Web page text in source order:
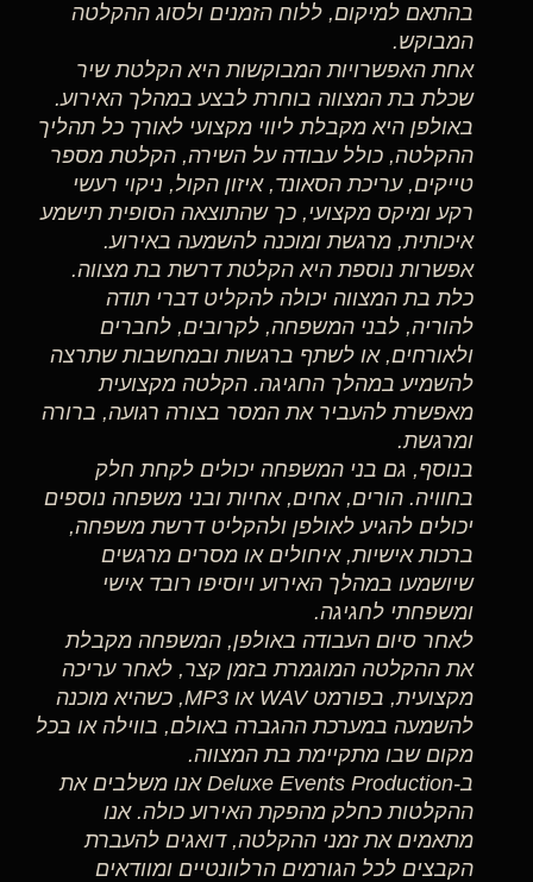
בהתאם למיקום, ללוח הזמנים ולסוג ההקלטה
המבוקש.
אחת האפשרויות המבוקשות היא הקלטת שיר
שכלת בת המצווה בוחרת לבצע במהלך האירוע.
באולפן היא מקבלת ליווי מקצועי לאורך כל תהליך
ההקלטה, כולל עבודה על השירה, הקלטת מספר
טייקים, עריכת הסאונד, איזון הקול, ניקוי רעשי
רקע ומיקס מקצועי, כך שהתוצאה הסופית תישמע
איכותית, מרגשת ומוכנה להשמעה באירוע.
אפשרות נוספת היא הקלטת דרשת בת מצווה.
כלת בת המצווה יכולה להקליט דברי תודה
להוריה, לבני המשפחה, לקרובים, לחברים
ולאורחים, או לשתף ברגשות ובמחשבות שתרצה
להשמיע במהלך החגיגה. הקלטה מקצועית
מאפשרת להעביר את המסר בצורה רגועה, ברורה
ומרגשת.
בנוסף, גם בני המשפחה יכולים לקחת חלק
בחוויה. הורים, אחים, אחיות ובני משפחה נוספים
יכולים להגיע לאולפן ולהקליט דרשת משפחה,
ברכות אישיות, איחולים או מסרים מרגשים
שיושמעו במהלך האירוע ויוסיפו רובד אישי
ומשפחתי לחגיגה.
לאחר סיום העבודה באולפן, המשפחה מקבלת
את ההקלטה המוגמרת בזמן קצר, לאחר עריכה
מקצועית, בפורמט WAV או MP3, כשהיא מוכנה
להשמעה במערכת ההגברה באולם, בווילה או בכל
מקום שבו מתקיימת בת המצווה.
ב-Deluxe Events Production אנו משלבים את
ההקלטות כחלק מהפקת האירוע כולה. אנו
מתאמים את זמני ההקלטה, דואגים להעברת
הקבצים לכל הגורמים הרלוונטיים ומוודאים